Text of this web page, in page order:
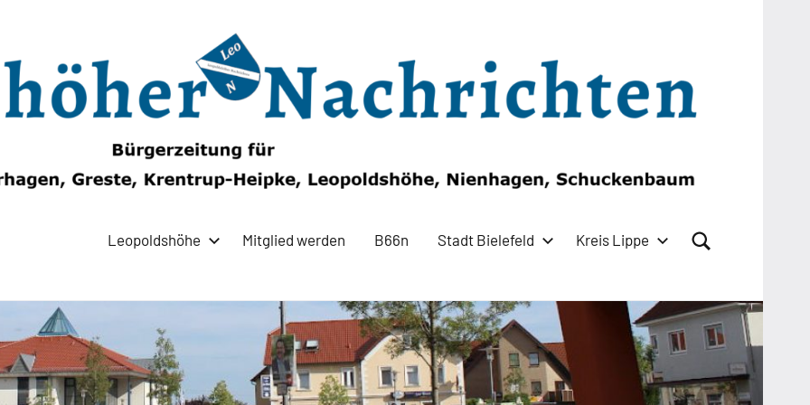
Leopoldshöhe Mitglied werden B66n Stadt Bielefeld Kreis Lippe